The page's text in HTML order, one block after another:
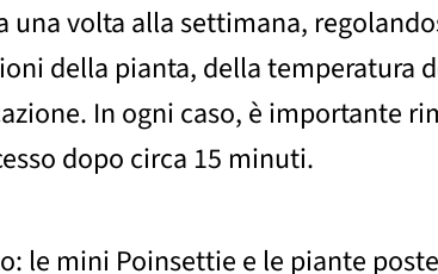
una volta alla settimana,
della pianta, della temperatura
In ogni caso, è importante
dopo circa 15 minuti.
le mini Poinsettie e le piante